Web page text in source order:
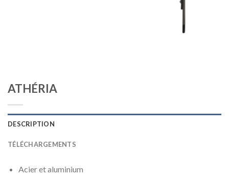
ATHÉRIA
DESCRIPTION
TÉLÉCHARGEMENTS
Acier et aluminium